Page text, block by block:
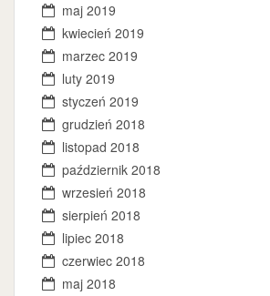
maj 2019
kwiecień 2019
marzec 2019
luty 2019
styczeń 2019
grudzień 2018
listopad 2018
październik 2018
wrzesień 2018
sierpień 2018
lipiec 2018
czerwiec 2018
maj 2018